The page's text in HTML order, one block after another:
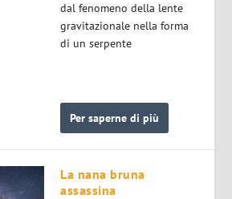
dal fenomeno della lente
gravitazionale nella forma
di un serpente
Per saperne di più
La nana bruna
assassina